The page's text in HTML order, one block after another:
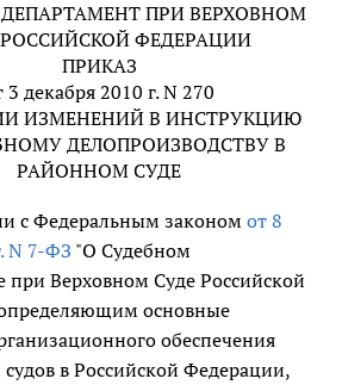
ПРИ ВЕРХОВНОМ
ФЕДЕРАЦИИ
ПРИКАЗ
3 декабря 2010 г. N 270
ИЗМЕНЕНИЙ В ИНСТРУКЦИЮ
ДЕЛОПРОИЗВОДСТВУ В
РАЙОННОМ СУДЕ
с Федеральным законом от 8
N 7-ФЗ "О Судебном
при Верховном Суде Российской
основные
обеспечения
судов в Российской Федерации,